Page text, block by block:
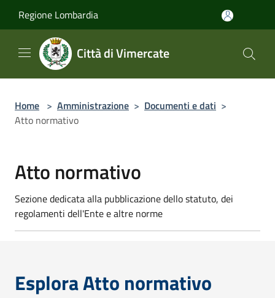
Regione Lombardia
Città di Vimercate
Home > Amministrazione > Documenti e dati >
Atto normativo
Atto normativo
Sezione dedicata alla pubblicazione dello statuto, dei
regolamenti dell'Ente e altre norme
Esplora Atto normativo